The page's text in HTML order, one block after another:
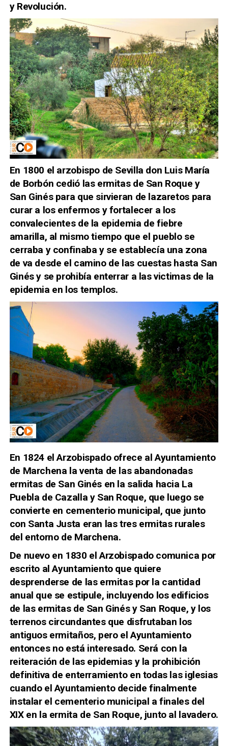
y Revolución.
En 1800 el arzobispo de Sevilla don Luis María
de Borbón cedió las ermitas de San Roque y
San Ginés para que sirvieran de lazaretos para
curar a los enfermos y fortalecer a los
convalecientes de la epidemia de fiebre
amarilla, al mismo tiempo que el pueblo se
cerraba y confinaba y se establecía una zona
de va desde el camino de las cuestas hasta San
Ginés y se prohibía enterrar a las victimas de la
epidemia en los templos.
En 1824 el Arzobispado ofrece al Ayuntamiento
de Marchena la venta de las abandonadas
ermitas de San Ginés en la salida hacia La
Puebla de Cazalla y San Roque, que luego se
convierte en cementerio municipal, que junto
con Santa Justa eran las tres ermitas rurales
del entorno de Marchena.
De nuevo en 1830 el Arzobispado comunica por
escrito al Ayuntamiento que quiere
desprenderse de las ermitas por la cantidad
anual que se estipule, incluyendo los edificios
de las ermitas de San Ginés y San Roque, y los
terrenos circundantes que disfrutaban los
antiguos ermitaños, pero el Ayuntamiento
entonces no está interesado. Será con la
reiteración de las epidemias y la prohibición
definitiva de enterramiento en todas las iglesias
cuando el Ayuntamiento decide finalmente
instalar el cementerio municipal a finales del
XIX en la ermita de San Roque, junto al lavadero.